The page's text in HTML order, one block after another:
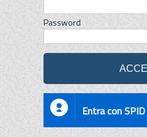
Password
Entra con SPID